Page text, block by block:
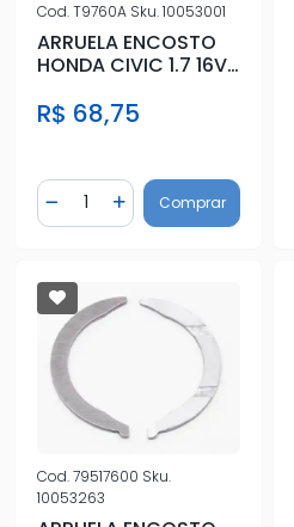
Cod.T9760A Sku.10053001
ARRUELA ENCOSTO
HONDA CIVIC 1.7 16V
R$ 68,75
Diminuir Quantidade
Quantidade
Adicionar Quantidade
Comprar
Cod.79517600 Sku.
10053263